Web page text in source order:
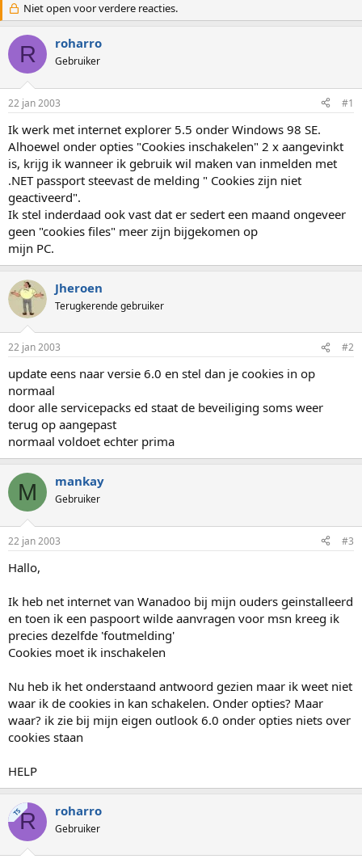
d
e
r
w
e
p
s
t
a
r
e
r
a
r
d
a
m
Niet open voor verdere reacties.
R roharro
Gebruiker
22 jan 2003 #1
Ik werk met internet explorer 5.5 onder Windows 98 SE.
Alhoewel onder opties "Cookies inschakelen" 2 x aangevinkt
is, krijg ik wanneer ik gebruik wil maken van inmelden met
.NET passport steevast de melding " Cookies zijn niet
geactiveerd".
Ik stel inderdaad ook vast dat er sedert een maand ongeveer
geen "cookies files" meer zijn bijgekomen op
mijn PC.
Jheroen
Terugkerende gebruiker
22 jan 2003 #2
update eens naar versie 6.0 en stel dan je cookies in op
normaal
door alle servicepacks ed staat de beveiliging soms weer
terug op aangepast
normaal voldoet echter prima
M mankay
Gebruiker
22 jan 2003 #3
Hallo,
Ik heb net internet van Wanadoo bij mijn ouders geinstalleerd
en toen ik een paspoort wilde aanvragen voor msn kreeg ik
precies dezelfde 'foutmelding'
Cookies moet ik inschakelen
Nu heb ik het onderstaand antwoord gezien maar ik weet niet
waar ik de cookies in kan schakelen. Onder opties? Maar
waar? ik zie bij mijn eigen outlook 6.0 onder opties niets over
cookies staan
HELP
TSR roharro
Gebruiker